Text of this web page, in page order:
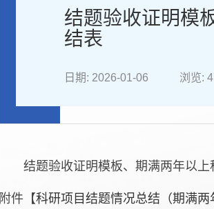
结题验收证明模
结表
日期: 2026-01-06 浏览:
结题验收证明模板、期满两年以上
附件【科研项目结题情况总结（期满两